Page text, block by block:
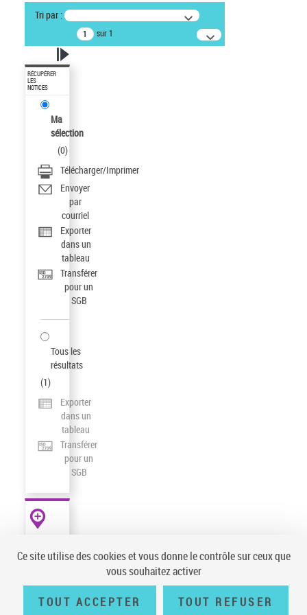
Tri par :
sur 1
RÉCUPÉRER
LES
NOTICES
Ma
sélection
(0)
Télécharger/Imprimer
Envoyer
par
courriel
Exporter
dans un
tableau
Transférer
pour un
SGB
Tous les
résultats
(1)
Exporter
dans un
tableau
Transférer
pour un
SGB
data.bnf.fr
Ce site utilise des cookies et vous donne le contrôle sur ceux que
vous souhaitez activer
TOUT ACCEPTER TOUT REFUSER